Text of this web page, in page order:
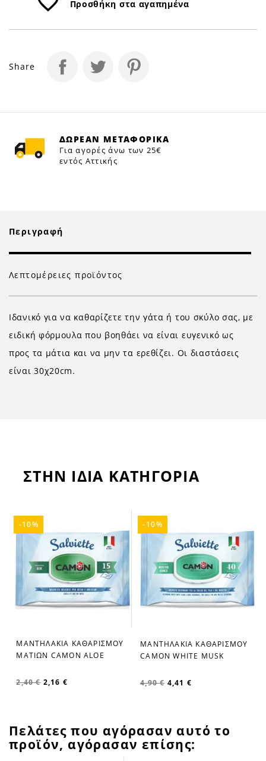
Προσθήκη στα αγαπημένα
Share
ΔΩΡΕΑΝ ΜΕΤΑΦΟΡΙΚΑ
Για αγορές άνω των 25€
εντός Αττικής
Περιγραφή
Λεπτομέρειες προϊόντος
Ιδανικό για να καθαρίζετε την γάτα ή του σκύλο σας, με
ειδική φόρμουλα που βοηθάει να είναι ευγενικό ως
προς τα μάτια και να μην τα ερεθίζει. Οι διαστάσεις
είναι 30χ20cm.
ΣΤΗΝ ΙΔΙΑ ΚΑΤΗΓΟΡΙΑ
favorite_border
ΜΑΝΤΗΛΑΚΙΑ ΚΑΘΑΡΙΣΜΟΥ
ΜΑΤΙΩΝ CAMON ALOE
2,40 € 2,16 €
-10%
favorite_border
ΜΑΝΤΗΛΑΚΙΑ ΚΑΘΑΡΙΣΜΟΥ
CAMON WHITE MUSK
4,90 € 4,41 €
-10%
Πελάτες που αγόρασαν αυτό το
προϊόν, αγόρασαν επίσης: